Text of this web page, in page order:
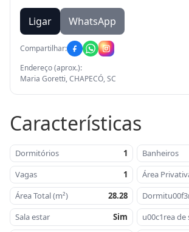
Ligar WhatsApp
Compartilhar:
Endereço (aprox.):
Maria Goretti, CHAPECÓ, SC
Características
Dormitórios 1 Banheiros
Vagas
1 Área
Área Total (m²)
28.28
Sala estar
Sim u00c1rea de